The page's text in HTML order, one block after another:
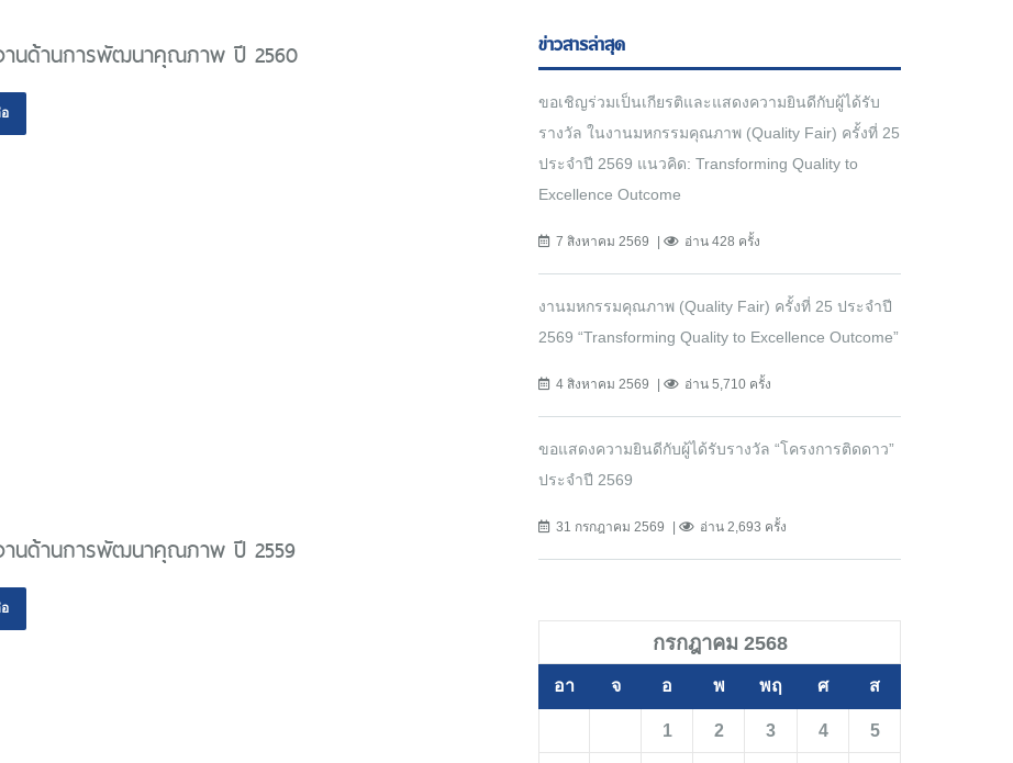
านด้านการพัฒนาคุณภาพ ปี 2560
านด้านการพัฒนาคุณภาพ ปี 2559
ข่าวสารล่าสุด
ขอเชิญร่วมเป็นเกียรติและแสดงความยินดีกับผู้ได้รับ
รางวัล ในงานมหกรรมคุณภาพ (Quality Fair) ครั้งที่ 25
ประจำปี 2569 แนวคิด: Transforming Quality to
Excellence Outcome
7 สิงหาคม 2569 อ่าน 428 ครั้ง
งานมหกรรมคุณภาพ (Quality Fair) ครั้งที่ 25 ประจำปี
2569 “Transforming Quality to Excellence Outcome”
4 สิงหาคม 2569 อ่าน 5,710 ครั้ง
ขอแสดงความยินดีกับผู้ได้รับรางวัล “โครงการติดดาว”
ประจำปี 2569
31 กรกฎาคม 2569 อ่าน 2,693 ครั้ง
กรกฎาคม 2568
อา จ อ พ พฤ ศ ส
1 2 3 4 5